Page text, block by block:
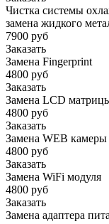
Чистка системы
замена жидкого
7900 руб
Заказать
Замена Fingerprint
4800 руб
Заказать
Замена LCD
4800 руб
Заказать
Замена WEB камеры
4800 руб
Заказать
Замена WiFi модуля
4800 руб
Заказать
Замена адаптера